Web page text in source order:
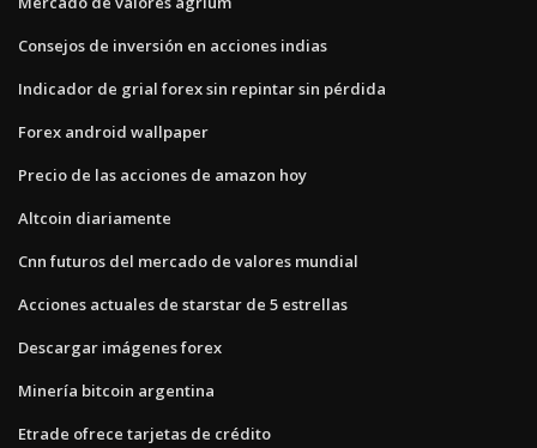
Consejos de inversión en acciones indias
Indicador de grial forex sin repintar sin pérdida
Forex android wallpaper
Precio de las acciones de amazon hoy
Altcoin diariamente
Cnn futuros del mercado de valores mundial
Acciones actuales de starstar de 5 estrellas
Descargar imágenes forex
Minería bitcoin argentina
Etrade ofrece tarjetas de crédito